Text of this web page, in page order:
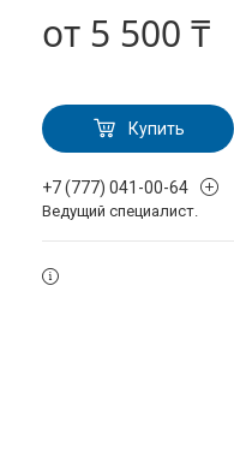
от 5 500 ₸
Купить
+7 (777) 041-00-64
Ведущий специалист.